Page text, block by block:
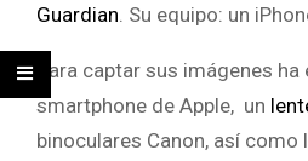
Guardian . Su equipo: un
Para captar sus imágenes
smartphone de Apple, un
binoculares Canon, así como